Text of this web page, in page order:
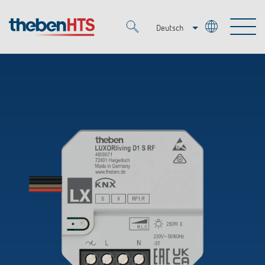
Deutsch
Italiano
Smart Home
Präsenzmelder & Bewegungsmelder
LED-Leuchten
OEM-Lösungen
Ansprechpartner OEM
Referenzen
Zeit- und Lichtsteuerung
DALI-2 Lichtsteuerung
Mediathek